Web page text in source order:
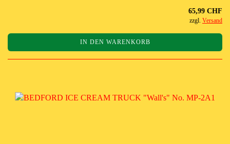
65,99 CHF
zzgl. Versand
IN DEN WARENKORB